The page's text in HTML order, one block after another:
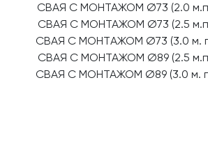
CBAЯ C МOHTAЖОМ Ø73 (2.0
CBAЯ C МOHTAЖОМ Ø73 (2.5
CВАЯ C МОНТAЖОМ Ø73 (3.0 м.
CВАЯ С MОHТАЖОМ Ø89 (2.5
СВАЯ С МОНТАЖОМ Ø89 (3.0 м.